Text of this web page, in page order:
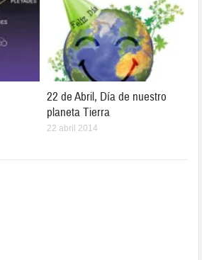
22 de Abril, Día de nuestro
planeta Tierra
22 abril 2014